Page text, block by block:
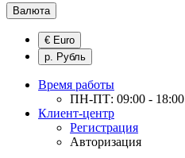
Валюта
€ Euro
р. Рубль
Время работы
ПН-ПТ: 09:00 - 18:00
Клиент-центр
Регистрация
Авторизация